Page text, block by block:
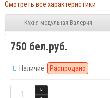
Смотреть все характеристики
Кухня модульная Валерия
750 бел.руб.
Наличие: Распродано